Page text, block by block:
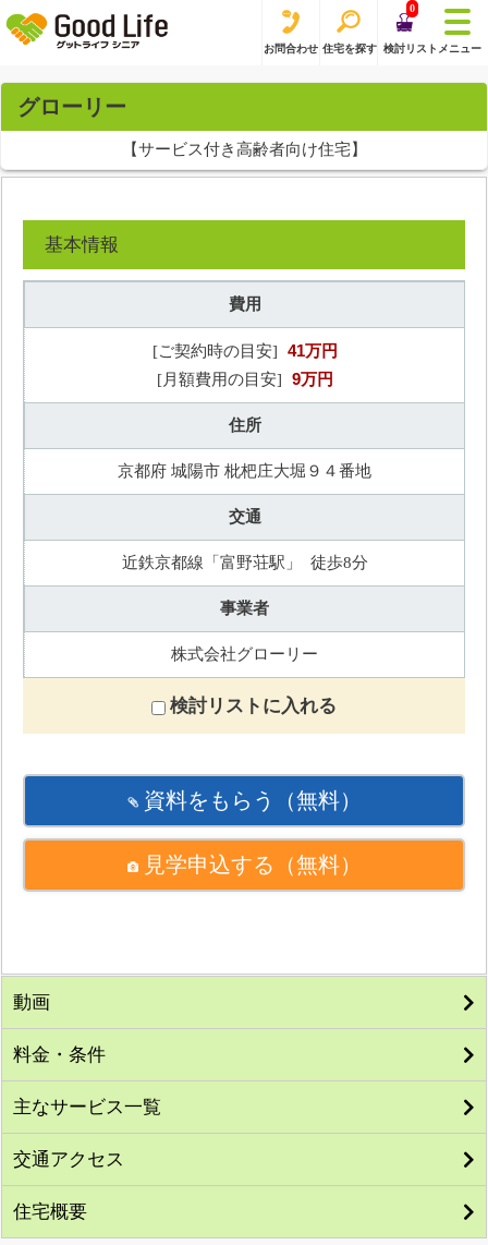
お問合わせ 住宅を探す
0
検討リスト メニュー
グローリー
【サービス付き高齢者向け住宅】
基本情報
費用
[ご契約時の目安] 41万円
[月額費用の目安] 9万円
住所
京都府 城陽市 枇杷庄大堀９４番地
交通
近鉄京都線「富野荘駅」 徒歩8分
事業者
株式会社グローリー
検討リストに入れる
資料をもらう （無料）
見学申込する （無料）
動画
料金・条件
主なサービス一覧
交通アクセス
住宅概要